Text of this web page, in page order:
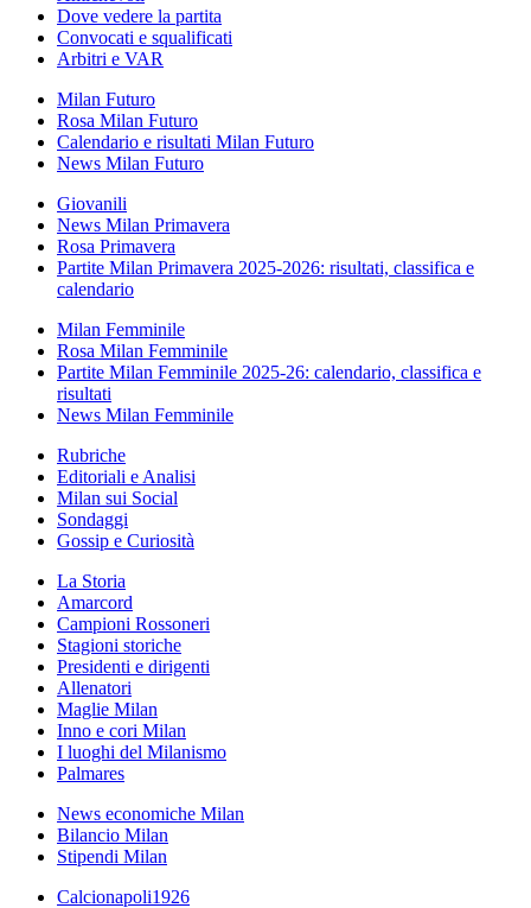
Dove vedere la partita
Convocati e squalificati
Arbitri e VAR
Milan Futuro
Rosa Milan Futuro
Calendario e risultati Milan Futuro
News Milan Futuro
Giovanili
News Milan Primavera
Rosa Primavera
Partite Milan Primavera 2025-2026: risultati, classifica e
calendario
Milan Femminile
Rosa Milan Femminile
Partite Milan Femminile 2025-26: calendario, classifica e
risultati
News Milan Femminile
Rubriche
Editoriali e Analisi
Milan sui Social
Sondaggi
Gossip e Curiosità
La Storia
Amarcord
Campioni Rossoneri
Stagioni storiche
Presidenti e dirigenti
Allenatori
Maglie Milan
Inno e cori Milan
I luoghi del Milanismo
Palmares
News economiche Milan
Bilancio Milan
Stipendi Milan
Calcionapoli1926